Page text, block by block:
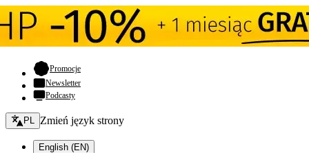
Promocje- otwiera się w nowej karcie
Newsletter
Podcasty
Zmień język - bieżący:
PL Zmień język strony
English (EN)